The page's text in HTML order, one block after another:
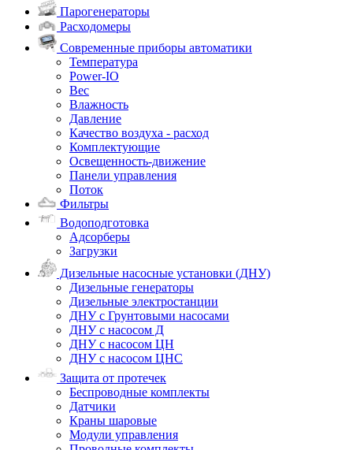
Парогенераторы
Расходомеры
Современные приборы автоматики
Температура
Power-IO
Вес
Влажность
Давление
Качество воздуха - расход
Комплектующие
Освещенность-движение
Панели управления
Поток
Фильтры
Водоподготовка
Адсорберы
Загрузки
Дизельные насосные установки (ДНУ)
Дизельные генераторы
Дизельные электростанции
ДНУ с Грунтовыми насосами
ДНУ с насосом Д
ДНУ с насосом ЦН
ДНУ с насосом ЦНС
Защита от протечек
Беспроводные комплекты
Датчики
Краны шаровые
Модули управления